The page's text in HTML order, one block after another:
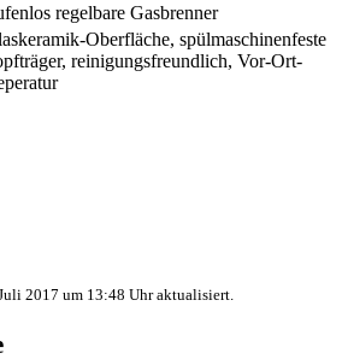
regelbare Gasbrenner
Oberfläche, spülmaschinenfeste
reinigungsfreundlich, Vor-Ort-
2017 um 13:48 Uhr aktualisiert.